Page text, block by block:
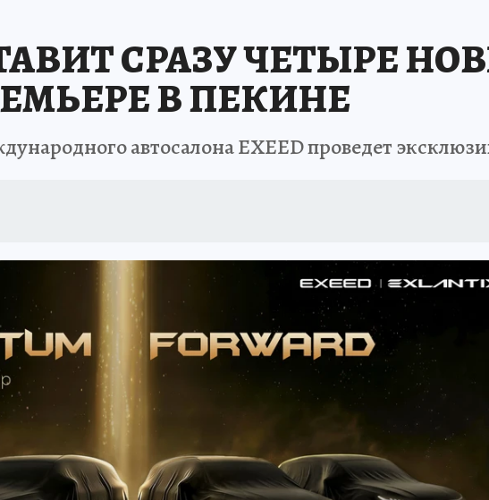
СРАЗУ ЧЕТЫРЕ
В ПЕКИНЕ
автосалона EXEED проведет